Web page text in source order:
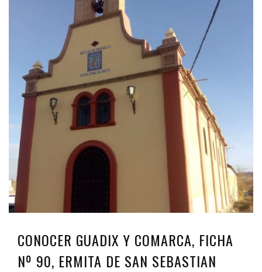
CONOCER GUADIX Y COMARCA, FICHA
Nº 90, ERMITA DE SAN SEBASTIAN